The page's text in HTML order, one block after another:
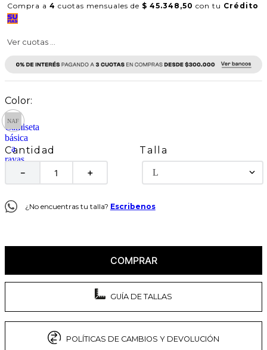
Compra a 4 cuotas mensuales de $ 45.348,50 con tu Crédito
Ver cuotas ...
Cantidad
＋
－
Talla
L
¿No encuentras tu talla? Escribenos
COMPRAR
GUÍA DE TALLAS
POLÍTICAS DE CAMBIOS Y DEVOLUCIÓN